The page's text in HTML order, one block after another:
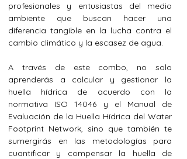
profesionales y entusiastas del medio
ambiente que buscan hacer una
diferencia tangible en la lucha contra el
cambio climático y la escasez de agua.
A través de este combo, no solo
aprenderás a calcular y gestionar la
huella hídrica de acuerdo con la
normativa ISO 14046 y el Manual de
Evaluación de la Huella Hídrica del Water
Footprint Network, sino que también te
sumergirás en las metodologías para
cuantificar y compensar la huella de